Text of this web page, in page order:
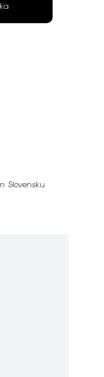
Slovensku